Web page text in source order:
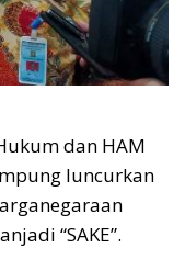
dan HAM
luncurkan
“SAKE”.